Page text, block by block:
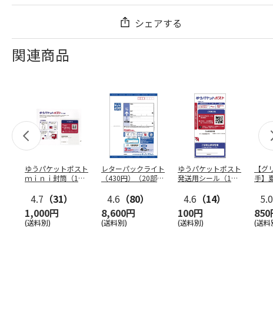
シェアする
関連商品
ゆうパケットポスト
ｍｉｎｉ封筒（1個
4.7 （31）
1,000円
(送料別)
レターパックライト
（430円）（20部セ
4.6 （80）
8,600円
(送料別)
ゆうパケットポスト
発送用シール（1個
4.6 （14）
100円
(送料別)
【グ
手】
5.0
850
(送料